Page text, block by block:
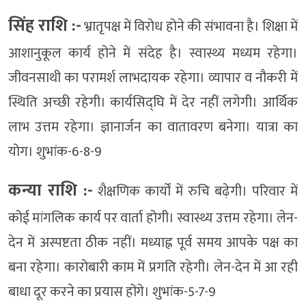
सिंह राशि :-भ्रातृपक्ष में विरोध होने की संभावना है। शिक्षा में
आशानुकूल कार्य होने में संदेह है। स्वास्थ्य मध्यम रहेगा।
जीवनसाथी का परामर्श लाभदायक रहेगा। व्यापार व नौकरी में
स्थिति अच्छी रहेगी। कार्यसिद्घि में देर नहीं लगेगी। आर्थिक
लाभ उत्तम रहेगा। ज्ञानार्जन का वातावरण बनेगा। यात्रा का
योग। शुभांक-6-8-9
कन्या राशि :- शैक्षणिक कार्यों में रुचि बढ़ेगी। परिवार में
कोई मांगलिक कार्य पर वार्ता होगी। स्वास्थ्य उत्तम रहेगा। लेन-
देन में अस्पष्टता ठीक नहीं। मध्याह्न पूर्व समय आपके पक्ष का
बना रहेगा। कारोबारी काम में प्रगति रहेगी। लेन-देन में आ रही
बाधा दूर करने का प्रयास होंगे। शुभांक-5-7-9